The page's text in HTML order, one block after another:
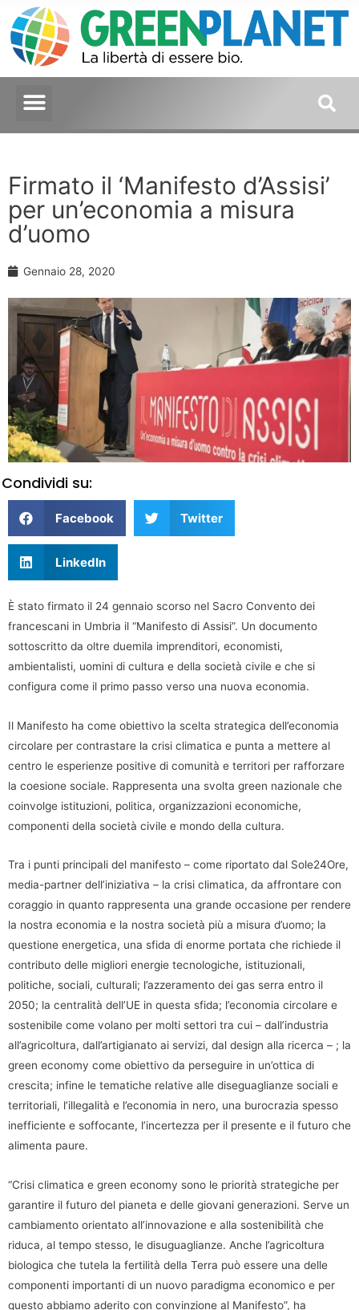
Firmato il ‘Manifesto d’Assisi’
per un’economia a misura
d’uomo
Gennaio 28, 2020
Condividi su:
Facebook Twitter
LinkedIn
È stato firmato il 24 gennaio scorso nel Sacro Convento dei
francescani in Umbria il “Manifesto di Assisi”. Un documento
sottoscritto da oltre duemila imprenditori, economisti,
ambientalisti, uomini di cultura e della società civile e che si
configura come il primo passo verso una nuova economia.
Il Manifesto ha come obiettivo la scelta strategica dell’economia
circolare per contrastare la crisi climatica e punta a mettere al
centro le esperienze positive di comunità e territori per rafforzare
la coesione sociale. Rappresenta una svolta green nazionale che
coinvolge istituzioni, politica, organizzazioni economiche,
componenti della società civile e mondo della cultura.
Tra i punti principali del manifesto – come riportato dal Sole24Ore,
media-partner dell’iniziativa – la crisi climatica, da affrontare con
coraggio in quanto rappresenta una grande occasione per rendere
la nostra economia e la nostra società più a misura d’uomo; la
questione energetica, una sfida di enorme portata che richiede il
contributo delle migliori energie tecnologiche, istituzionali,
politiche, sociali, culturali; l’azzeramento dei gas serra entro il
2050; la centralità dell’UE in questa sfida; l’economia circolare e
sostenibile come volano per molti settori tra cui – dall’industria
all’agricoltura, dall’artigianato ai servizi, dal design alla ricerca – ; la
green economy come obiettivo da perseguire in un’ottica di
crescita; infine le tematiche relative alle diseguaglianze sociali e
territoriali, l’illegalità e l’economia in nero, una burocrazia spesso
inefficiente e soffocante, l’incertezza per il presente e il futuro che
alimenta paure.
“Crisi climatica e green economy sono le priorità strategiche per
garantire il futuro del pianeta e delle giovani generazioni. Serve un
cambiamento orientato all’innovazione e alla sostenibilità che
riduca, al tempo stesso, le disuguaglianze. Anche l’agricoltura
biologica che tutela la fertilità della Terra può essere una delle
componenti importanti di un nuovo paradigma economico e per
questo abbiamo aderito con convinzione al Manifesto”, ha